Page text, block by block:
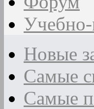
Новые
Самые
Самые